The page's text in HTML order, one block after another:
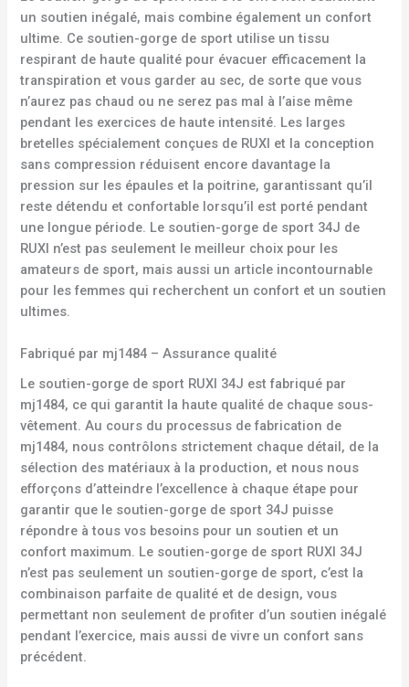
un soutien inégalé, mais combine également un confort
ultime. Ce soutien-gorge de sport utilise un tissu
respirant de haute qualité pour évacuer efficacement la
transpiration et vous garder au sec, de sorte que vous
n’aurez pas chaud ou ne serez pas mal à l’aise même
pendant les exercices de haute intensité. Les larges
bretelles spécialement conçues de RUXI et la conception
sans compression réduisent encore davantage la
pression sur les épaules et la poitrine, garantissant qu’il
reste détendu et confortable lorsqu’il est porté pendant
une longue période. Le soutien-gorge de sport 34J de
RUXI n’est pas seulement le meilleur choix pour les
amateurs de sport, mais aussi un article incontournable
pour les femmes qui recherchent un confort et un soutien
ultimes.
Fabriqué par mj1484 – Assurance qualité
Le soutien-gorge de sport RUXI 34J est fabriqué par
mj1484, ce qui garantit la haute qualité de chaque sous-
vêtement. Au cours du processus de fabrication de
mj1484, nous contrôlons strictement chaque détail, de la
sélection des matériaux à la production, et nous nous
efforçons d’atteindre l’excellence à chaque étape pour
garantir que le soutien-gorge de sport 34J puisse
répondre à tous vos besoins pour un soutien et un
confort maximum. Le soutien-gorge de sport RUXI 34J
n’est pas seulement un soutien-gorge de sport, c’est la
combinaison parfaite de qualité et de design, vous
permettant non seulement de profiter d’un soutien inégalé
pendant l’exercice, mais aussi de vivre un confort sans
précédent.